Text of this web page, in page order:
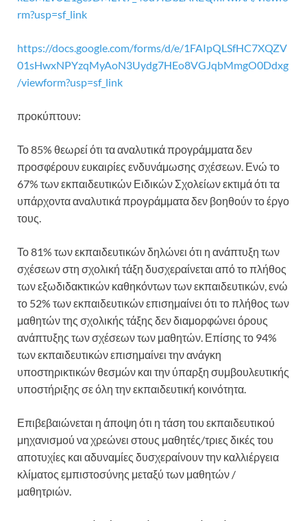
rm?usp=sf_link
https://docs.google.com/forms/d/e/1FAIpQLSfHC7XQZV
01sHwxNPYzqMyAoN3Uydg7HEo8VGJqbMmgO0Ddxg
/viewform?usp=sf_link
προκύπτουν:
Το 85% θεωρεί ότι τα αναλυτικά προγράμματα δεν
προσφέρουν ευκαιρίες ενδυνάμωσης σχέσεων. Ενώ το
67% των εκπαιδευτικών Ειδικών Σχολείων εκτιμά ότι τα
υπάρχοντα αναλυτικά προγράμματα δεν βοηθούν το έργο
τους.
Το 81% των εκπαιδευτικών δηλώνει ότι η ανάπτυξη των
σχέσεων στη σχολική τάξη δυσχεραίνεται από το πλήθος
των εξωδιδακτικών καθηκόντων των εκπαιδευτικών, ενώ
το 52% των εκπαιδευτικών επισημαίνει ότι το πλήθος των
μαθητών της σχολικής τάξης δεν διαμορφώνει όρους
ανάπτυξης των σχέσεων των μαθητών. Επίσης το 94%
των εκπαιδευτικών επισημαίνει την ανάγκη
υποστηρικτικών θεσμών και την ύπαρξη συμβουλευτικής
υποστήριξης σε όλη την εκπαιδευτική κοινότητα.
Επιβεβαιώνεται η άποψη ότι η τάση του εκπαιδευτικού
μηχανισμού να χρεώνει στους μαθητές/τριες δικές του
αποτυχίες και αδυναμίες δυσχεραίνουν την καλλιέργεια
κλίματος εμπιστοσύνης μεταξύ των μαθητών /
μαθητριών.